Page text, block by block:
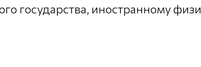
государства, иностранному